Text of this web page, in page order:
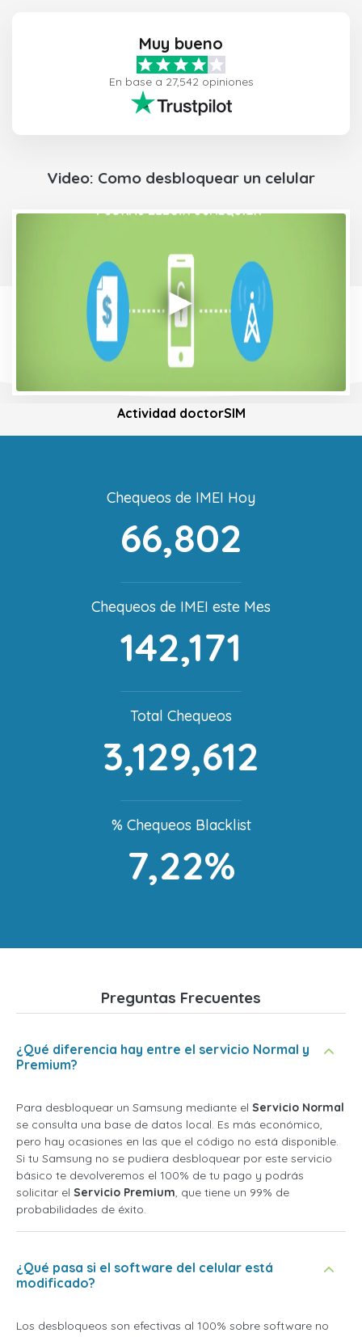
Muy bueno
En base a 27,542 opiniones
Video: Como desbloquear un celular
Actividad doctorSIM
Chequeos de IMEI Hoy
66,802
Chequeos de IMEI este Mes
142,171
Total Chequeos
3,129,612
% Chequeos Blacklist
7,22%
Preguntas Frecuentes
¿Qué diferencia hay entre el servicio Normal y
Premium?
Para desbloquear un Samsung mediante el Servicio Normal
se consulta una base de datos local. Es más económico,
pero hay ocasiones en las que el código no está disponible.
Si tu Samsung no se pudiera desbloquear por este servicio
básico te devolveremos el 100% de tu pago y podrás
solicitar el Servicio Premium, que tiene un 99% de
probabilidades de éxito.
¿Qué pasa si el software del celular está
modificado?
Los desbloqueos son efectivas al 100% sobre software no